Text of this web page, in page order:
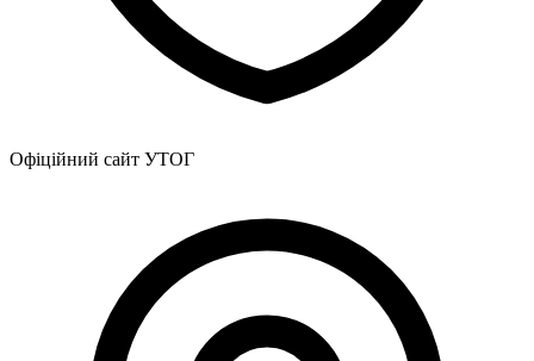
Офіційний сайт УТОГ